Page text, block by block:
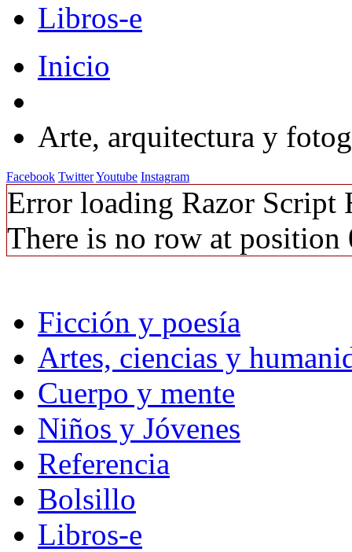
Libros-e
Inicio
Arte, arquitectura y
Facebook TwitterYoutube Instagram
Error loading Razor Script
There is no row at position
Ficción y poesía
Artes, ciencias y
Cuerpo y mente
Niños y Jóvenes
Referencia
Bolsillo
Libros-e